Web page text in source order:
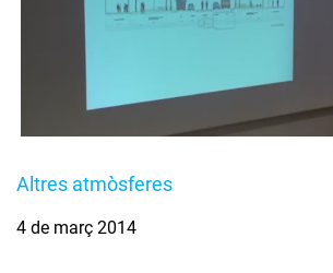
Altres atmòsferes
4 de març 2014